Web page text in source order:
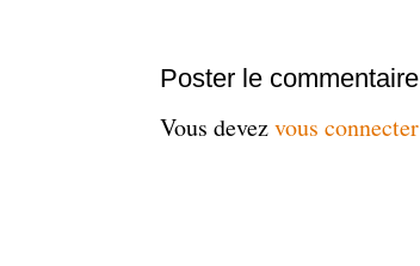
Poster le commentaire
Vous devezvous connecter